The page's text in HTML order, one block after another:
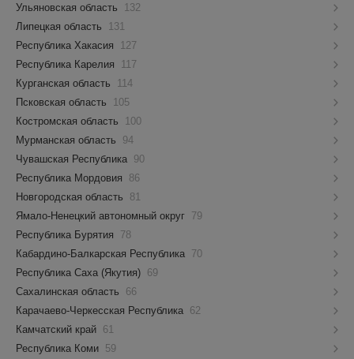
Ульяновская область
132
Липецкая область
131
Республика Хакасия
127
Республика Карелия
117
Курганская область
114
Псковская область
105
Костромская область
100
Мурманская область
94
Чувашская Республика 90
Республика Мордовия
86
Новгородская область
81
Ямало-Ненецкий автономный округ 79
Республика Бурятия
78
Кабардино-Балкарская Республика 70
Республика Саха (Якутия) 69
Сахалинская область
66
Карачаево-Черкесская Республика 62
Камчатский край 61
Республика Коми 59